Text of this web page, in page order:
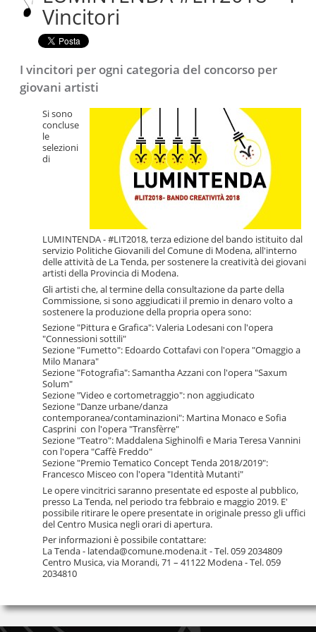
Salta
navigazione
Vincitori
I vincitori per ogni categoria del concorso per
giovani artisti
Si sono
concluse
le
selezioni
di
LUMINTENDA - #LIT2018, terza edizione del bando istituito dal
servizio Politiche Giovanili del Comune di Modena, all'interno
delle attività de La Tenda, per sostenere la creatività dei giovani
artisti della Provincia di Modena.
Gli artisti che, al termine della consultazione da parte della
Commissione, si sono aggiudicati il premio in denaro volto a
sostenere la produzione della propria opera sono:
Sezione "Pittura e Grafica": Valeria Lodesani con l'opera
"Connessioni sottili"
Sezione "Fumetto": Edoardo Cottafavi con l'opera "Omaggio a
Milo Manara"
Sezione "Fotografia": Samantha Azzani con l'opera "Saxum
Solum"
Sezione "Video e cortometraggio": non aggiudicato
Sezione "Danze urbane/danza
contemporanea/contaminazioni": Martina Monaco e Sofia
Casprini con l'opera "Transfèrre"
Sezione "Teatro": Maddalena Sighinolfi e Maria Teresa Vannini
con l'opera "Caffè Freddo"
Sezione "Premio Tematico Concept Tenda 2018/2019":
Francesco Misceo con l'opera "Identità Mutanti"
Le opere vincitrici saranno presentate ed esposte al pubblico,
presso La Tenda, nel periodo tra febbraio e maggio 2019. E'
possibile ritirare le opere presentate in originale presso gli uffici
del Centro Musica negli orari di apertura.
Per informazioni è possibile contattare:
La Tenda - latenda@comune.modena.it - Tel. 059 2034809
Centro Musica, via Morandi, 71 – 41122 Modena - Tel. 059
2034810